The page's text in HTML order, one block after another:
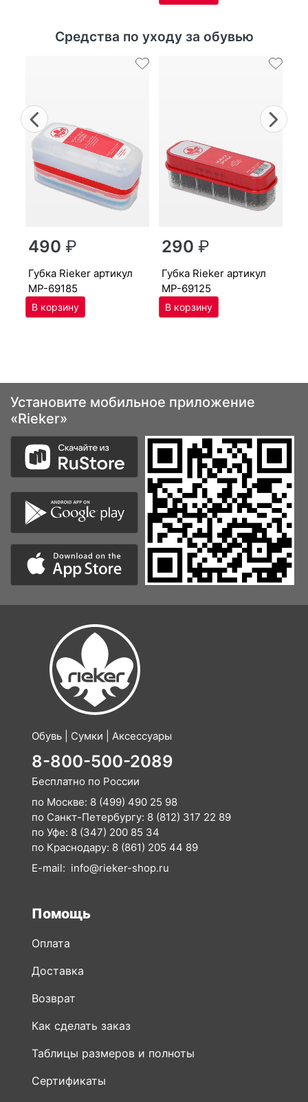
Средства по уходу за обувью
Previous
490₽
губ­ка Ri­eker артикул
MP-69185
290₽
губ­ка Ri­eker артикул
MP-69125
Установите мобильное приложение
«Rieker»
Обувь | Сумки | Аксессуары
8-800-500-2089
Бесплатно по России
по Москве: 8 (499) 490 25 98
по Санкт-Петербургу: 8 (812) 317 22 89
по Уфе: 8 (347) 200 85 34
по Краснодару: 8 (861) 205 44 89
E-mail: info@rieker-shop.ru
Помощь
Оплата
Доставка
Возврат
Как сделать заказ
Таблицы размеров и полноты
Сертификаты